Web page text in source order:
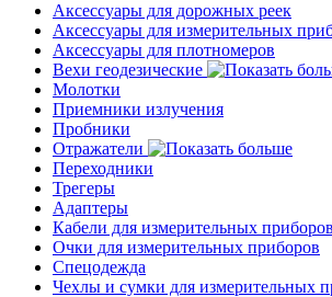
Аксессуары для дорожных реек
Аксессуары для измерительных
Аксессуары для плотномеров
Вехи геодезические
Молотки
Приемники излучения
Пробники
Отражатели
Переходники
Трегеры
Адаптеры
Кабели для измерительных приборов
Очки для измерительных приборов
Спецодежда
Чехлы и сумки для измерительных